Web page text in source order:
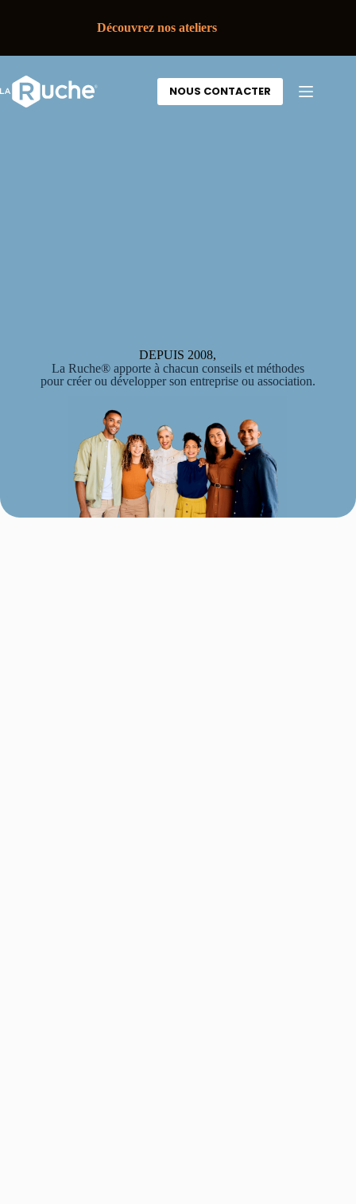
Découvrez nos ateliers
NOUS CONTACTER
DEPUIS 2008,
La Ruche® apporte à chacun conseils et méthodes
pour créer ou développer son entreprise ou association.